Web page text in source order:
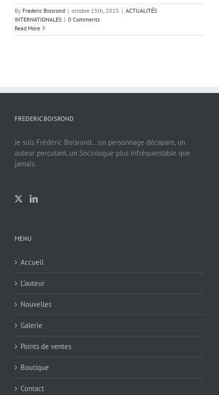
By Frederic Boisrond | octobre 15th, 2025 | ACTUALITÉS
INTERNATIONALES | 0 Comments
Read More
FREDERIC BOISROND
Je suis Frédéric Boisrond… un personnage décapant, un
auteur percutant, un Sociologue plus infréquentable que
jamais.
MENU
Accueil
L’auteur
Nouvelles
Galerie
Points de ventes
Boutique
Contact